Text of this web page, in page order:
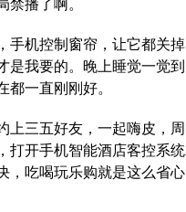
禁播了啊。
机控制窗帘，让它都关掉
是我要的。晚上睡觉一觉
都一直刚刚好。
三五好友，一起嗨皮，周
打开手机智能酒店客控系
，吃喝玩乐购就是这么省心